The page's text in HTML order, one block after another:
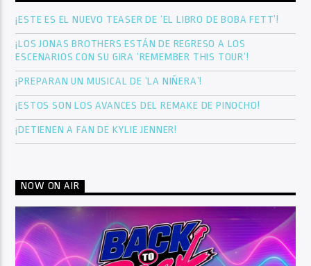
¡ESTE ES EL NUEVO TEASER DE ‘EL LIBRO DE BOBA FETT’!
¡LOS JONAS BROTHERS ESTÁN DE REGRESO A LOS
ESCENARIOS CON SU GIRA ‘REMEMBER THIS TOUR’!
¡PREPARAN UN MUSICAL DE ‘LA NIÑERA’!
¡ESTOS SON LOS AVANCES DEL REMAKE DE PINOCHO!
¡DETIENEN A FAN DE KYLIE JENNER!
NOW ON AIR